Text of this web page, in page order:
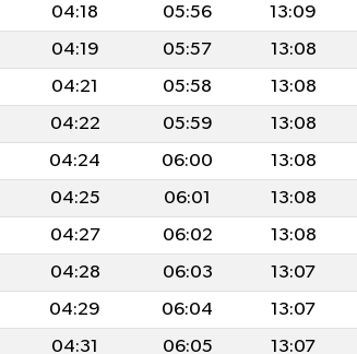
04:18 05:56 13:09
04:19 05:57 13:08
04:21 05:58 13:08
04:22 05:59 13:08
04:24 06:00 13:08
04:25 06:01 13:08
04:27 06:02 13:08
04:28 06:03 13:07
04:29 06:04 13:07
04:31 06:05 13:07